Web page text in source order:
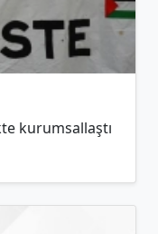
kurumsallaştı